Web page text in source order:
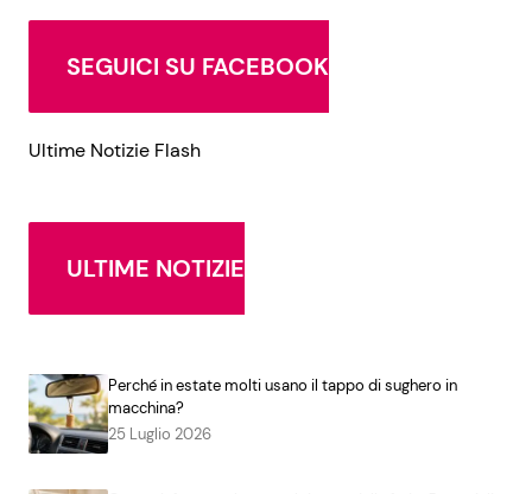
SEGUICI SU FACEBOOK
Ultime Notizie Flash
ULTIME NOTIZIE
Perché in estate molti usano il tappo di sughero in
macchina?
25 Luglio 2026